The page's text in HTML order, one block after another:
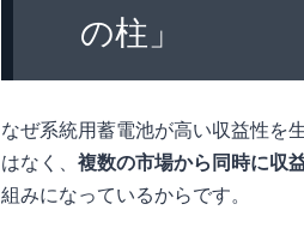
の柱」
なぜ系統用蓄電池が高い収益性を
はなく、 複数の市場から同時に収
組みになっているからです。